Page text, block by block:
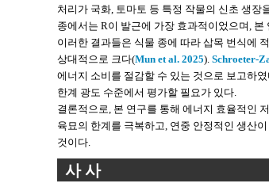
처리가 국화, 토마토 등 특정 작물의 신초 생
종에서는 R이 발근에 가장 효과적이었으며,
이러한 결과들은 식물 종에 따라 삽목 번식에
상대적으로 크다(Mun et al. 2025). Schroeter-
에너지 소비를 절감할 수 있는 것으로 보고하
한계 광도 수준에서 평가할 필요가 있다.
결론적으로, 본 연구를 통해 에너지 효율적인
육묘의 한계를 극복하고, 연중 안정적인 생산
것이다.
사 사